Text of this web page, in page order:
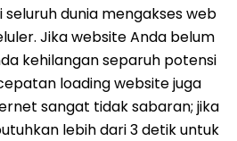
dunia mengakses web
Jika website Anda belum
kehilangan separuh potensi
loading website juga
sangat tidak sabaran; jika
lebih dari 3 detik untuk